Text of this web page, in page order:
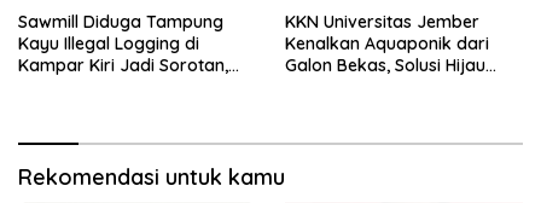
Sawmill Diduga Tampung
Kayu Illegal Logging di
Kampar Kiri Jadi Sorotan,
KKN Universitas Jember
Kenalkan Aquaponik dari
Galon Bekas, Solusi Hijau
Rekomendasi untuk kamu